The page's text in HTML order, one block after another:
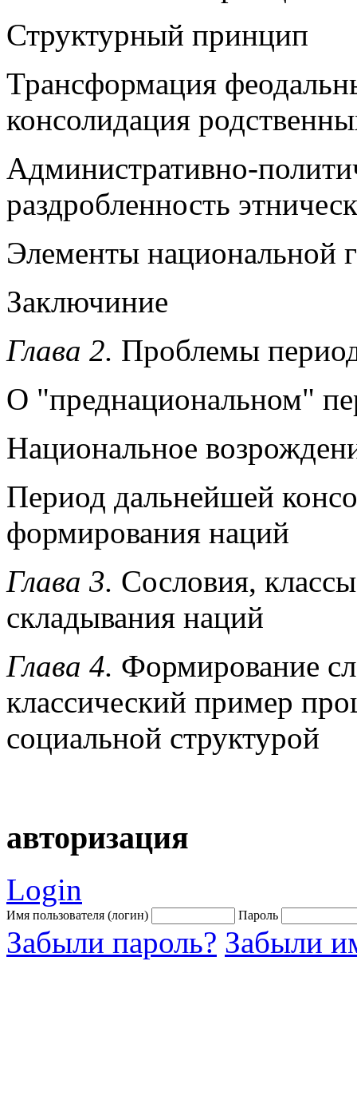
Структурный принцип
Трансформация
консолидация
Административно-
раздробленность
Элементы национальной
Заключиние
Глава 2. Проблемы
О "преднациональном"
Национальное
Период дальнейшей
формирования наций
Глава 3. Сословия,
складывания наций
Глава 4. Формирование
классический пример
социальной структурой
авторизация
Login
Имя пользователя (логин) Пароль
Забыли пароль? Забыли